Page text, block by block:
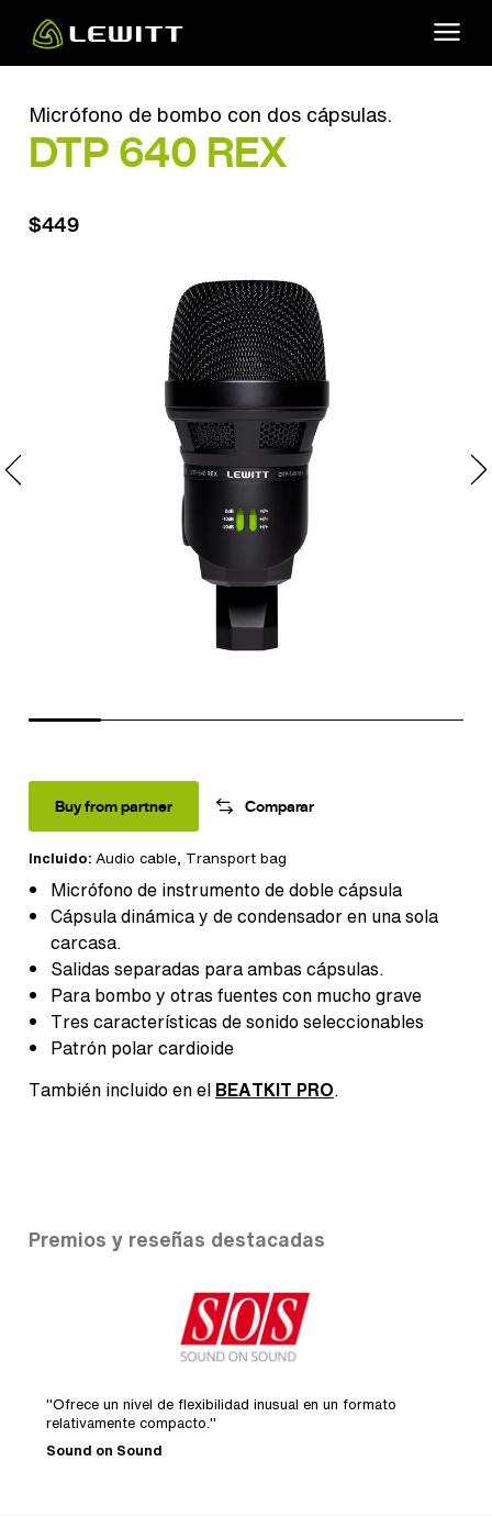
main
Micrófono de bombo con dos cápsulas.
DTP 640 REX
Micrófono de instrumento de doble cápsula
Cápsula dinámica y de condensador en una sola
carcasa.
Salidas separadas para ambas cápsulas.
Para bombo y otras fuentes con mucho grave
Tres características de sonido seleccionables
Patrón polar cardioide
También incluido en el BEATKIT PRO.
Incluido: Audio cable, Transport bag
$449
Buy from partner Comparar
Premios y reseñas destacadas
"Tener un solo micrófono que abarque tanto nivel
en el estudio es de un valor incalculable."
Recording Magazine